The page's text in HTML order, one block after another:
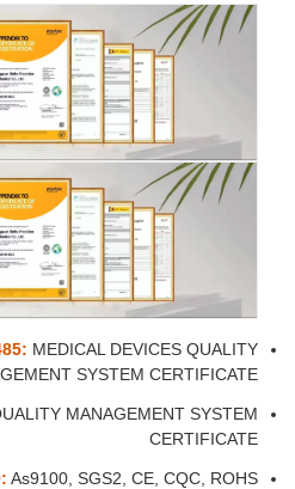
MEDICAL DEVICES QUALITY
SYSTEM CERTIFICATE
MANAGEMENT SYSTEM
CERTIFICATE
As9100, SGS2, CE, CQC, ROHS